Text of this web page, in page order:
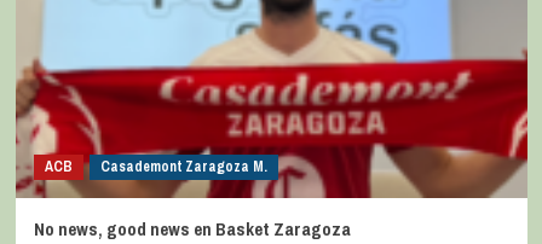
ACB Casademont Zaragoza M.
No news, good news en Basket Zaragoza